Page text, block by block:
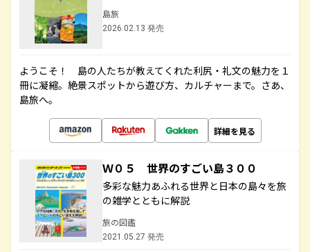
島旅
2026.02.13 発売
ようこそ！ 島の人たちが教えてくれた利尻・礼文の魅力を１
冊に凝縮。絶景スポットから遊び方、カルチャーまで。さあ、
島旅へ。
詳細を見る
Ｗ０５ 世界のすごい島３００
多彩な魅力あふれる世界と日本の島々を旅
の雑学とともに解説
旅の図鑑
2021.05.27 発売